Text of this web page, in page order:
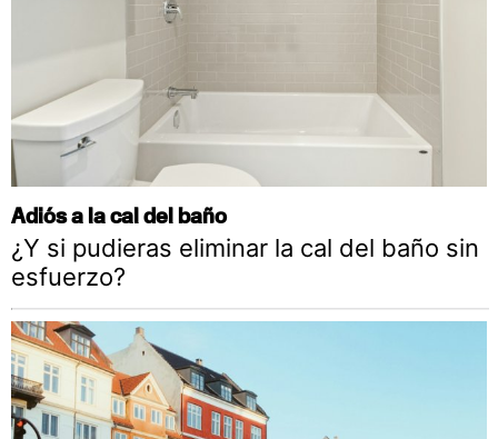
Adiós a la cal del baño
¿Y si pudieras eliminar la cal del baño sin
esfuerzo?